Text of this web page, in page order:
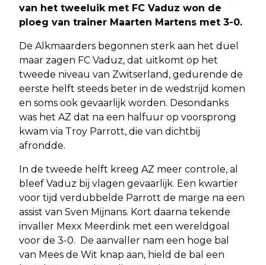
van het tweeluik met FC Vaduz won de
ploeg van trainer Maarten Martens met 3-0.
De Alkmaarders begonnen sterk aan het duel
maar zagen FC Vaduz, dat uitkomt op het
tweede niveau van Zwitserland, gedurende de
eerste helft steeds beter in de wedstrijd komen
en soms ook gevaarlijk worden. Desondanks
was het AZ dat na een halfuur op voorsprong
kwam via Troy Parrott, die van dichtbij
afrondde.
In de tweede helft kreeg AZ meer controle, al
bleef Vaduz bij vlagen gevaarlijk. Een kwartier
voor tijd verdubbelde Parrott de marge na een
assist van Sven Mijnans. Kort daarna tekende
invaller Mexx Meerdink met een wereldgoal
voor de 3-0. De aanvaller nam een hoge bal
van Mees de Wit knap aan, hield de bal een